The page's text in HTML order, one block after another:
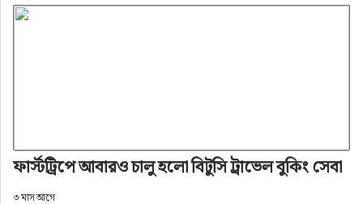
ফার্স্টট্রিপে আবারও চালু হলো বিটুসি ট্রাভেল বুকিং সেবা
৩ মাস আগে